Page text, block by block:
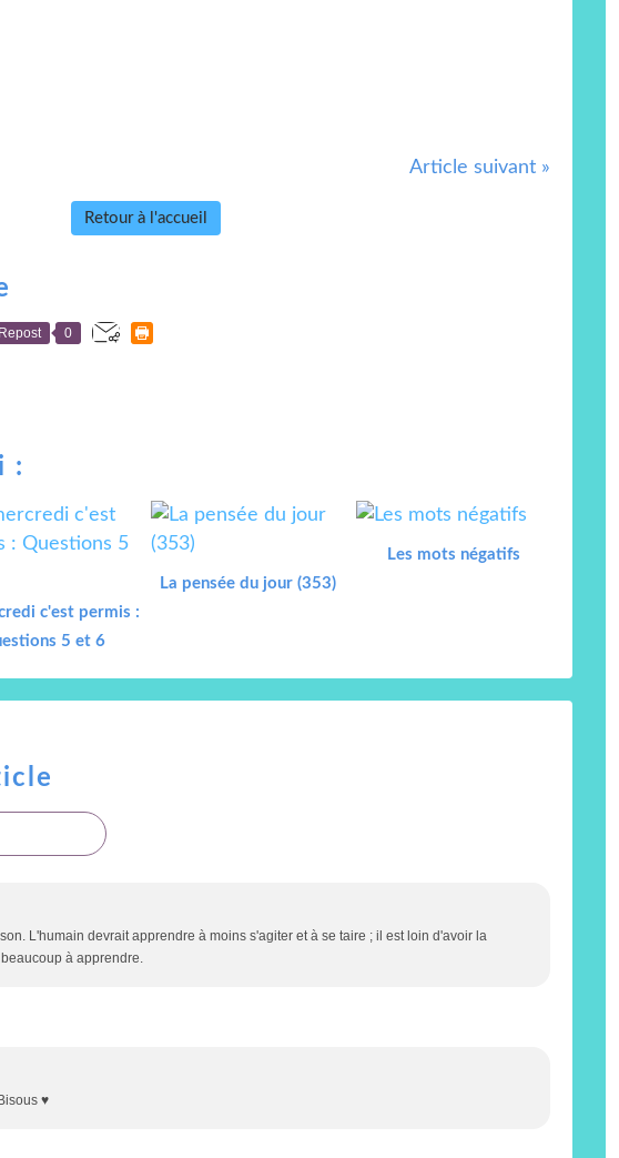
Article suivant »
Retour à l'accueil
Repost 0
:
c'est permis :
5 et 6
La pensée du jour (353)
Les mots négatifs
L'humain devrait apprendre à moins s'agiter et à se taire ; il est loin d'avoir la
à apprendre.
♥